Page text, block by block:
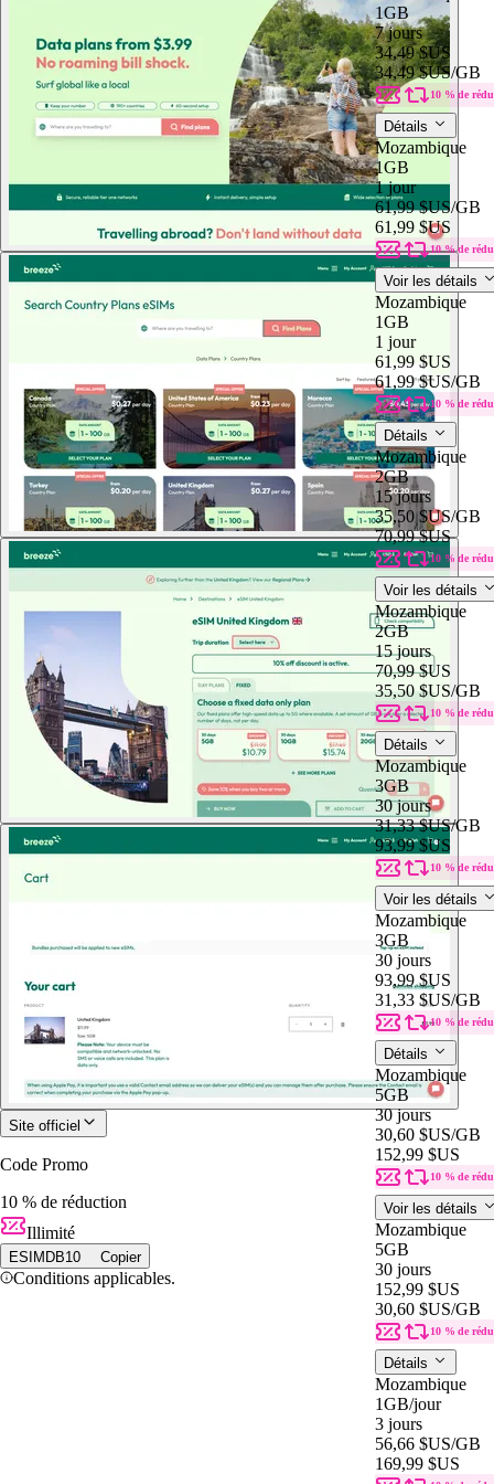
Site officiel
Code Promo
10 % de réduction
Illimité
ESIMDB10 Copier
Conditions applicables.
1GB
7 jours
34,49 $US
34,49 $US/GB
10 % de
Détails
Mozambique
1GB
1 jour
61,99 $US/GB
61,99 $US
10 % de
Voir les détails
Mozambique
1GB
1 jour
61,99 $US
61,99 $US/GB
10 % de
Détails
Mozambique
2GB
15 jours
35,50 $US/GB
70,99 $US
10 % de
Voir les détails
Mozambique
2GB
15 jours
70,99 $US
35,50 $US/GB
10 % de
Détails
Mozambique
3GB
30 jours
31,33 $US/GB
93,99 $US
10 % de
Voir les détails
Mozambique
3GB
30 jours
93,99 $US
31,33 $US/GB
10 % de
Détails
Mozambique
5GB
30 jours
30,60 $US/GB
152,99 $US
10 % de
Voir les détails
Mozambique
5GB
30 jours
152,99 $US
30,60 $US/GB
10 % de
Détails
Mozambique
1GB/jour
3 jours
56,66 $US/GB
169,99 $US